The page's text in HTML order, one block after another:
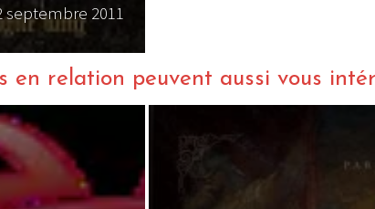
septembre 2011
en relation peuvent aussi vous